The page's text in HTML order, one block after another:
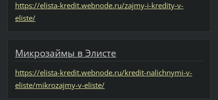
https://elista-kredit.webnode.ru/zajmy-i-kredity-v-
eliste/
Микрозаймы в Элисте
https://elista-kredit.webnode.ru/kredit-nalichnymi-v-
eliste/mikrozajmy-v-eliste/